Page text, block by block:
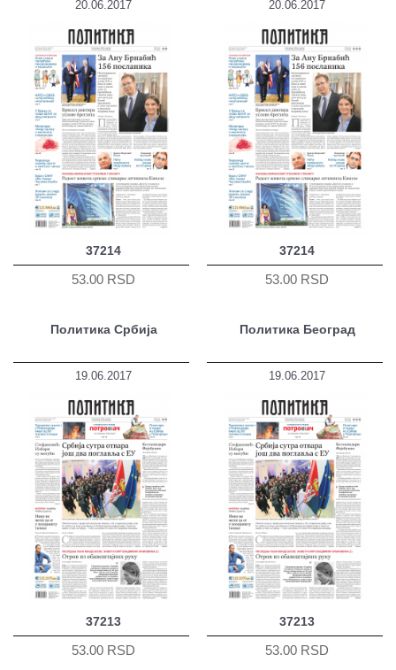
20.06.2017
37214
53.00 RSD
20.06.2017
37214
53.00 RSD
Политика Србија
19.06.2017
37213
53.00 RSD
Политика Београд
19.06.2017
37213
53.00 RSD